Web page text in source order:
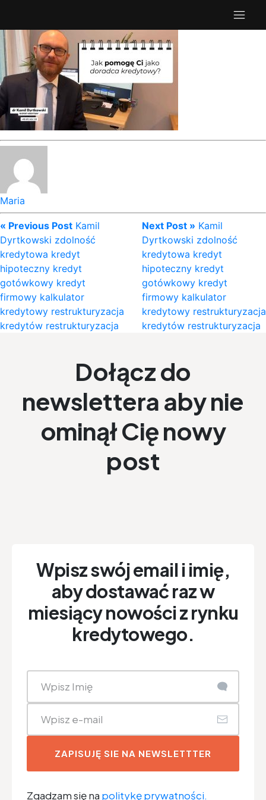
Maria
« Previous Post Kamil
Dyrtkowski zdolność
kredytowa kredyt
hipoteczny kredyt
gotówkowy kredyt
firmowy kalkulator
kredytowy restrukturyzacja
kredytów restrukturyzacja
Next Post » Kamil
Dyrtkowski zdolność
kredytowa kredyt
hipoteczny kredyt
gotówkowy kredyt
firmowy kalkulator
kredytowy restrukturyzacja
kredytów restrukturyzacja
Dołącz do
newslettera aby nie
ominął Cię nowy
post
Wpisz swój email i imię,
aby dostawać raz w
miesiący nowości z rynku
kredytowego.
ZAPISUJĘ SIE NA NEWSLETTTER
Zgadzam się na politykę prywatności.